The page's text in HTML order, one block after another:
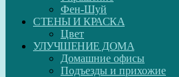
Фен-Шуй
СТЕНЫ И КРАСКА
Цвет
УЛУЧШЕНИЕ ДОМА
Домашние офисы
Подъезды и прихожие